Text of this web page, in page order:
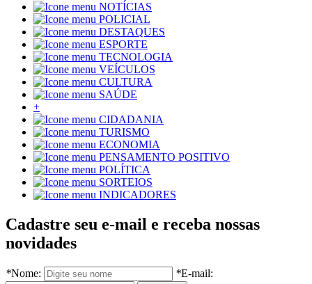
NOTÍCIAS
POLICIAL
DESTAQUES
ESPORTE
TECNOLOGIA
VEÍCULOS
CULTURA
SAÚDE
+
CIDADANIA
TURISMO
ECONOMIA
PENSAMENTO POSITIVO
POLÍTICA
SORTEIOS
INDICADORES
Cadastre seu e-mail e receba nossas
novidades
*Nome: *E-mail: